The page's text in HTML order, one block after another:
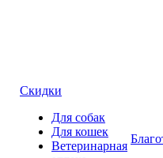
Скидки
Для собак
Для кошек
Ветеринарная